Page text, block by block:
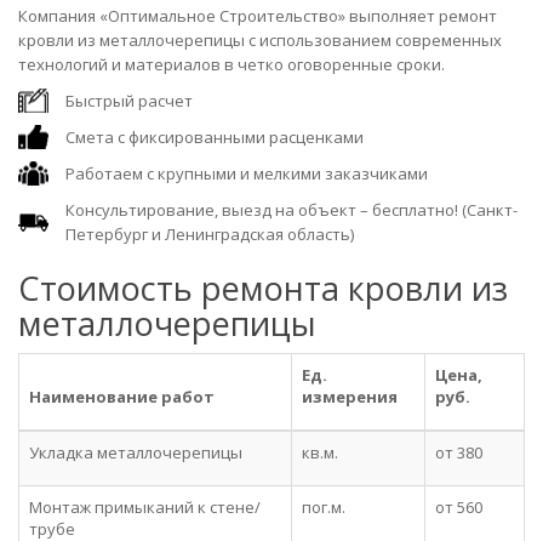
Компания «Оптимальное Строительство» выполняет ремонт
кровли из металлочерепицы с использованием современных
технологий и материалов в четко оговоренные сроки.
Быстрый расчет
Смета с фиксированными расценками
Работаем с крупными и мелкими заказчиками
Консультирование, выезд на объект – бесплатно! (Санкт-
Петербург и Ленинградская область)
Стоимость ремонта кровли из
металлочерепицы
Наименование работ
Ед.
измерения
Цена,
руб.
Укладка металлочерепицы кв.м. от 380
Монтаж примыканий к стене/
трубе
пог.м. от 560